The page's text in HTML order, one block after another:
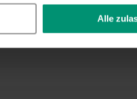
Alle
möglicherweise je nach